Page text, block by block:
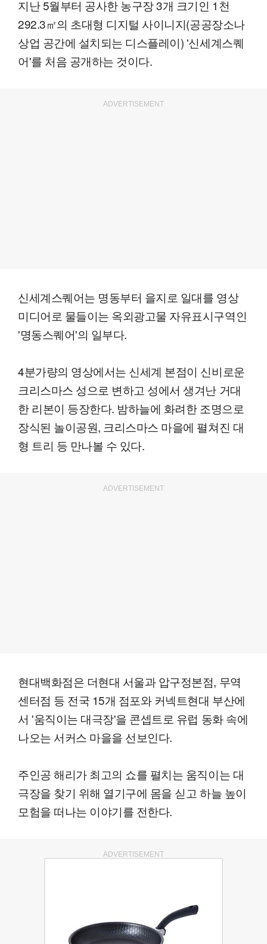
지난 5월부터 공사한 농구장 3개 크기인 1천
292.3㎡의 초대형 디지털 사이니지(공공장소나
상업 공간에 설치되는 디스플레이) '신세계스퀘
어'를 처음 공개하는 것이다.
ADVERTISEMENT
신세계스퀘어는 명동부터 을지로 일대를 영상
미디어로 물들이는 옥외광고물 자유표시구역인
'명동스퀘어'의 일부다.
4분가량의 영상에서는 신세계 본점이 신비로운
크리스마스 성으로 변하고 성에서 생겨난 거대
한 리본이 등장한다. 밤하늘에 화려한 조명으로
장식된 놀이공원, 크리스마스 마을에 펼쳐진 대
형 트리 등 만나볼 수 있다.
ADVERTISEMENT
현대백화점은 더현대 서울과 압구정본점, 무역
센터점 등 전국 15개 점포와 커넥트현대 부산에
서 '움직이는 대극장'을 콘셉트로 유럽 동화 속에
나오는 서커스 마을을 선보인다.
주인공 해리가 최고의 쇼를 펼치는 움직이는 대
극장을 찾기 위해 열기구에 몸을 싣고 하늘 높이
모험을 떠나는 이야기를 전한다.
ADVERTISEMENT